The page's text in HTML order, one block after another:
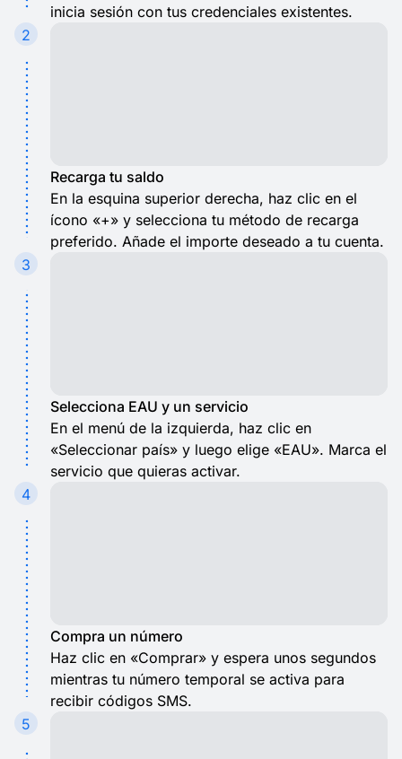
inicia sesión con tus credenciales existentes.
2
Recarga tu saldo
En la esquina superior derecha, haz clic en el
ícono «+» y selecciona tu método de recarga
preferido. Añade el importe deseado a tu cuenta.
3
Selecciona EAU y un servicio
En el menú de la izquierda, haz clic en
«Seleccionar país» y luego elige «EAU». Marca el
servicio que quieras activar.
4
Compra un número
Haz clic en «Comprar» y espera unos segundos
mientras tu número temporal se activa para
recibir códigos SMS.
5